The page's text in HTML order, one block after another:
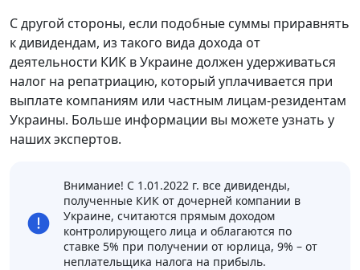
С другой стороны, если подобные суммы приравнять
к дивидендам, из такого вида дохода от
деятельности КИК в Украине должен удерживаться
налог на репатриацию, который уплачивается при
выплате компаниям или частным лицам-резидентам
Украины. Больше информации вы можете узнать у
наших экспертов.
Внимание! С 1.01.2022 г. все дивиденды,
полученные КИК от дочерней компании в
Украине, считаются прямым доходом
контролирующего лица и облагаются по
ставке 5% при получении от юрлица, 9% – от
неплательщика налога на прибыль.